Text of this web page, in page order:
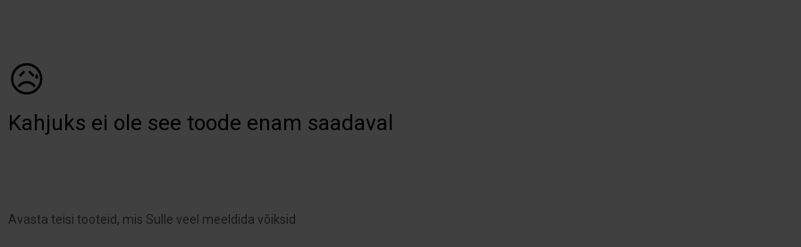
😥
Kahjuks ei ole see toode enam saadaval
Avasta teisi tooteid, mis Sulle veel meeldida võiksid